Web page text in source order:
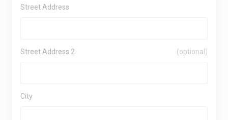
Street Address
Street Address 2 (optional)
City